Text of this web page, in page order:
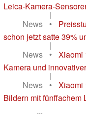
Leica-Kamera-
|
News
•
schon jetzt satte 39%
|
News
•
Xiaomi
Kamera und
|
News
•
Xiaomi
Bildern mit fünffachem
...